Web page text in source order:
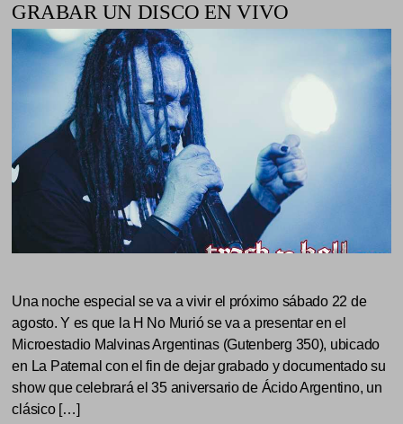
GRABAR UN DISCO EN VIVO
Una noche especial se va a vivir el próximo sábado 22 de
agosto. Y es que la H No Murió se va a presentar en el
Microestadio Malvinas Argentinas (Gutenberg 350), ubicado
en La Paternal con el fin de dejar grabado y documentado su
show que celebrará el 35 aniversario de Ácido Argentino, un
clásico […]